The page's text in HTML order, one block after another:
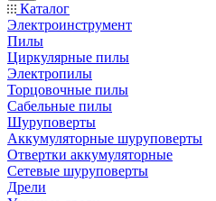
Каталог
Электроинструмент
Пилы
Циркулярные пилы
Электропилы
Торцовочные пилы
Сабельные пилы
Шуруповерты
Аккумуляторные шуруповерты
Отвертки аккумуляторные
Сетевые шуруповерты
Дрели